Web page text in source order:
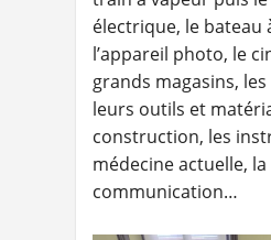
électrique, le bateau
l’appareil photo, le
grands magasins,
leurs outils et
construction, les
médecine actuelle, la
communication…